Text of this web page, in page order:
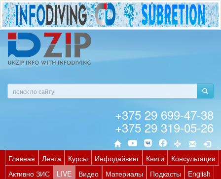
+375 29 699-47-38
+375 29 319-05-26
Главная Лента Курсы Инфодайвинг Книги
Консультации
Активно ЗИС
LIVE Видео Материалы Подкасты
English